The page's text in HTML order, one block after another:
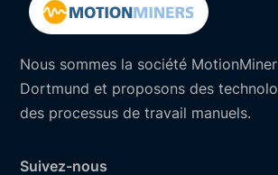
Nous sommes la société
Dortmund et proposons des
des processus de travail manuels.
Suivez-nous